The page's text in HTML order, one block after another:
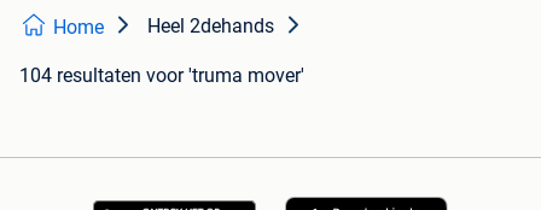
Home Heel 2dehands
104 resultaten voor 'truma mover'